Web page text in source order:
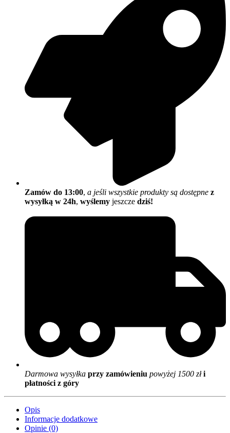
Zamów do 13:00, a jeśli wszystkie produkty są dostępne z
wysyłką w 24h, wyślemy jeszcze dziś!
Darmowa wysyłka przy zamówieniu powyżej 1500 złi
płatności z góry
Opis
Informacje dodatkowe
Opinie (0)